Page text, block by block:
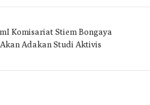
Komisariat Stiem Bongaya
Adakan Studi Aktivis